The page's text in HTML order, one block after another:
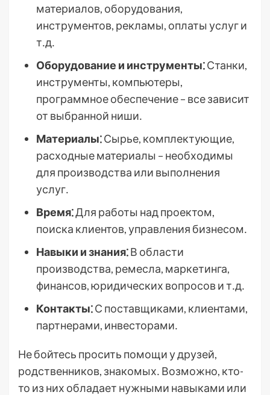
материалов, оборудования,
инструментов, рекламы, оплаты услуг и
т․д․
Оборудование и инструменты⁚Станки,
инструменты, компьютеры,
программное обеспечение – все зависит
от выбранной ниши․
Материалы⁚Сырье, комплектующие,
расходные материалы – необходимы
для производства или выполнения
услуг․
Время⁚Для работы над проектом,
поиска клиентов, управления бизнесом․
Навыки и знания⁚В области
производства, ремесла, маркетинга,
финансов, юридических вопросов и т․д․
Контакты⁚С поставщиками, клиентами,
партнерами, инвесторами․
Не бойтесь просить помощи у друзей,
родственников, знакомых․ Возможно, кто-
то из них обладает нужными навыками или